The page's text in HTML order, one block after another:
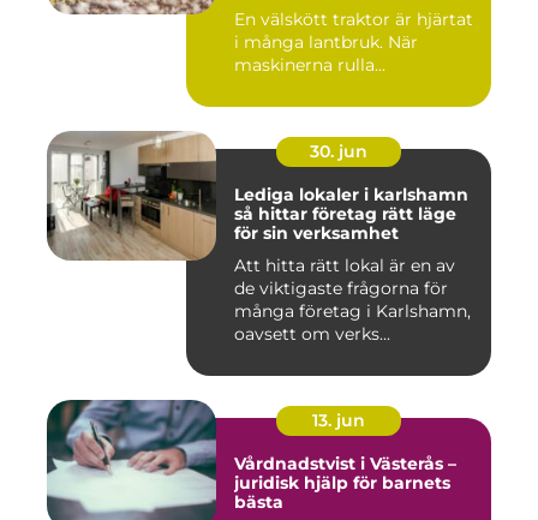
En välskött traktor är hjärtat
i många lantbruk. När
maskinerna rulla...
30. jun
Lediga lokaler i karlshamn
så hittar företag rätt läge
för sin verksamhet
Att hitta rätt lokal är en av
de viktigaste frågorna för
många företag i Karlshamn,
oavsett om verks...
13. jun
Vårdnadstvist i Västerås –
juridisk hjälp för barnets
bästa